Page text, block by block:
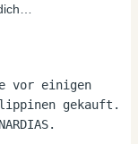
vor einigen
gekauft.